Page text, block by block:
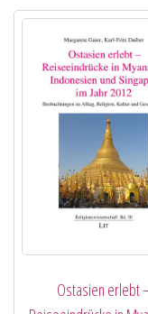
Ostasien erlebt